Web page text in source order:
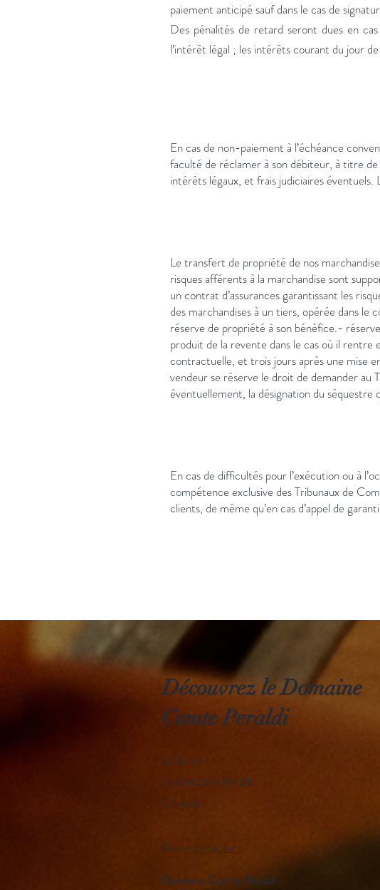
paiement anticipé sauf dans le cas de
Des pénalités de retard seront dues en
l’intérêt légal ; les intérêts courant du jour
En cas de non-paiement à l’échéance
faculté de réclamer à son débiteur, à titre
intérêts légaux, et frais judiciaires
Le transfert de propriété de nos
risques afférents à la marchandise sont
un contrat d’assurances garantissant les
des marchandises à un tiers, opérée dans le
réserve de propriété à son bénéfice.-
produit de la revente dans le cas où il rentre
contractuelle, et trois jours après une mise
vendeur se réserve le droit de demander au
éventuellement, la désignation du séquestre
En cas de difficultés pour l’exécution ou à
compétence exclusive des Tribunaux de
clients, de même qu’en cas d’appel de
Découvrez le Domaine
Comte Peraldi
Le Eshop
Le Domaine Peraldi
Contact
Nous contacter :
Domaine Comte Peraldi